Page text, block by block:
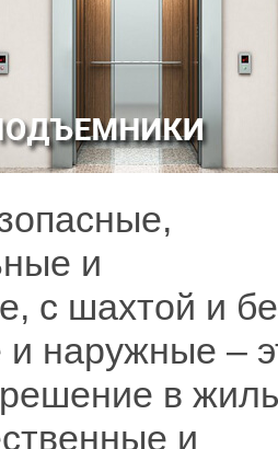
и
с шахтой и
и наружные –
в
и